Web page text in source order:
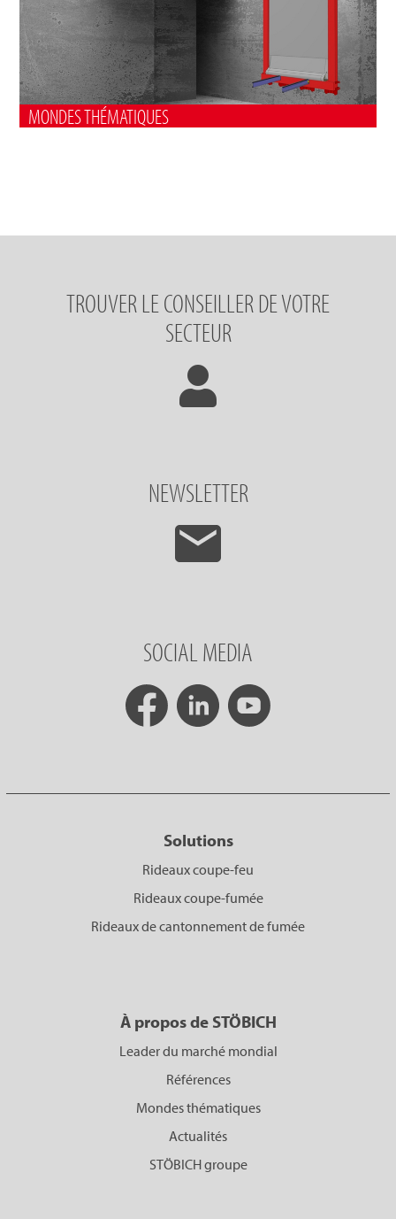
MONDES THÉMATIQUES
TROUVER LE CONSEILLER DE VOTRE
SECTEUR
NEWSLETTER
SOCIAL MEDIA
Solutions
Rideaux coupe-feu
Rideaux coupe-fumée
Rideaux de cantonnement de fumée
À propos de STÖBICH
Leader du marché mondial
Références
Mondes thématiques
Actualités
STÖBICH groupe